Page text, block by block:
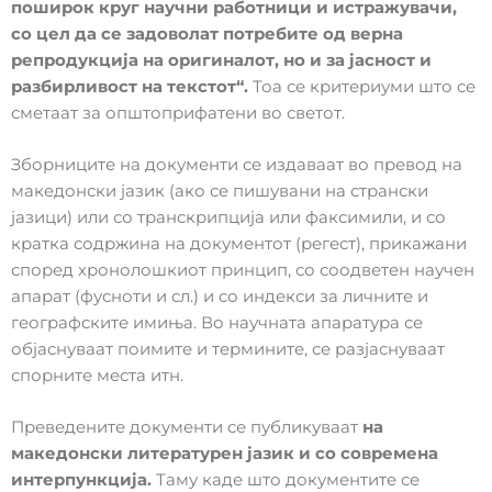
поширок круг научни работници и истражувачи,
со цел да се задоволат потребите од верна
репродукција на оригиналот, но и за јасност и
разбирливост на текстот“. Тоа се критериуми што се
сметаат за општоприфатени во светот.
Зборниците на документи се издаваат во превод на
македонски јазик (ако се пишувани на странски
јазици) или со транскрипција или факсимили, и со
кратка содржина на документот (регест), прикажани
според хронолошкиот принцип, со соодветен научен
апарат (фусноти и сл.) и со индекси за личните и
географските имиња. Во научната апаратура се
објаснуваат поимите и термините, се разјаснуваат
спорните места итн.
Преведените документи се публикуваат на
македонски литературен јазик и со современа
интерпункција. Таму каде што документите се